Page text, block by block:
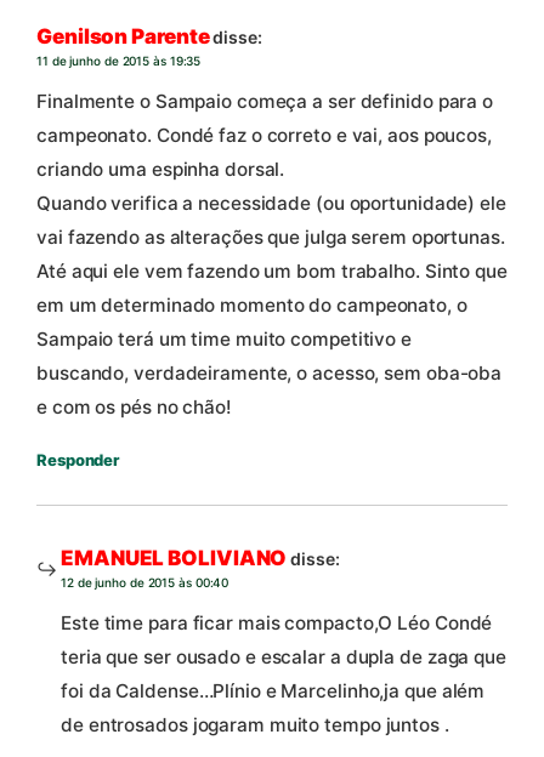
Genilson Parentedisse:
11 de junho de 2015 às 19:35
Finalmente o Sampaio começa a ser definido para o
campeonato. Condé faz o correto e vai, aos poucos,
criando uma espinha dorsal.
Quando verifica a necessidade (ou oportunidade) ele
vai fazendo as alterações que julga serem oportunas.
Até aqui ele vem fazendo um bom trabalho. Sinto que
em um determinado momento do campeonato, o
Sampaio terá um time muito competitivo e
buscando, verdadeiramente, o acesso, sem oba-oba
e com os pés no chão!
Responder
EMANUEL BOLIVIANO disse:
12 de junho de 2015 às 00:40
Este time para ficar mais compacto,O Léo Condé
teria que ser ousado e escalar a dupla de zaga que
foi da Caldense…Plínio e Marcelinho,ja que além
de entrosados jogaram muito tempo juntos .